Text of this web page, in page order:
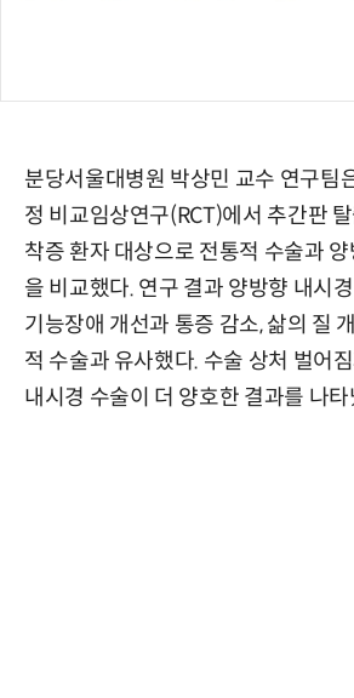
분당서울대병원 박상민 교수 연구팀
정 비교임상연구(RCT)에서 추간판
착증 환자 대상으로 전통적 수술과
을 비교했다. 연구 결과 양방향 내시
기능장애 개선과 통증 감소, 삶의 질
적 수술과 유사했다. 수술 상처 벌어
내시경 수술이 더 양호한 결과를 나타